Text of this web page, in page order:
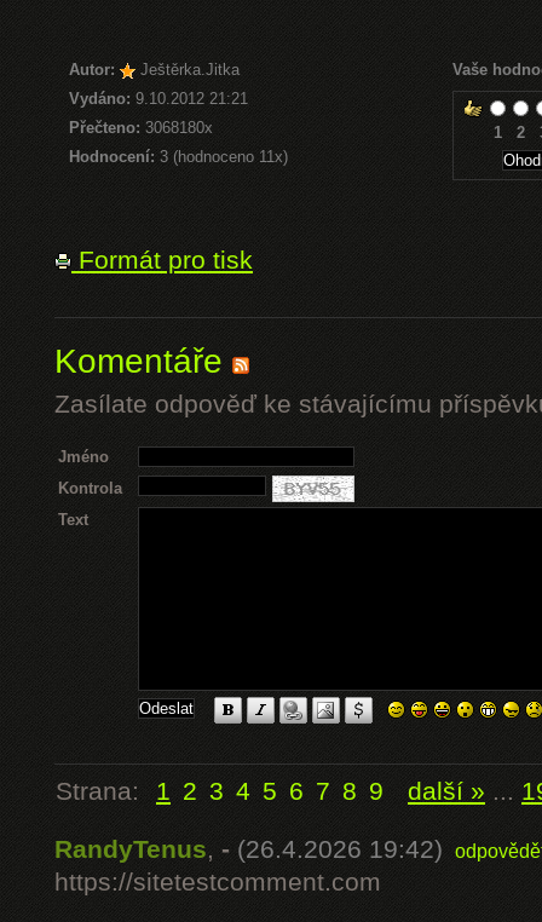
Autor:
Ještěrka.Jitka
Vydáno: 9.10.2012 21:21
Přečteno: 3068180x
Hodnocení: 3 (hodnoceno 11x)
Vaše
1 2
Formát pro tisk
Komentáře
Zasílate odpověď ke stávajícímu
Jméno
Kontrola
Text
Strana: 1 2 3 4 5 6 7 8 9 další » ...
RandyTenus, - (26.4.2026 19:42)
https://sitetestcomment.com